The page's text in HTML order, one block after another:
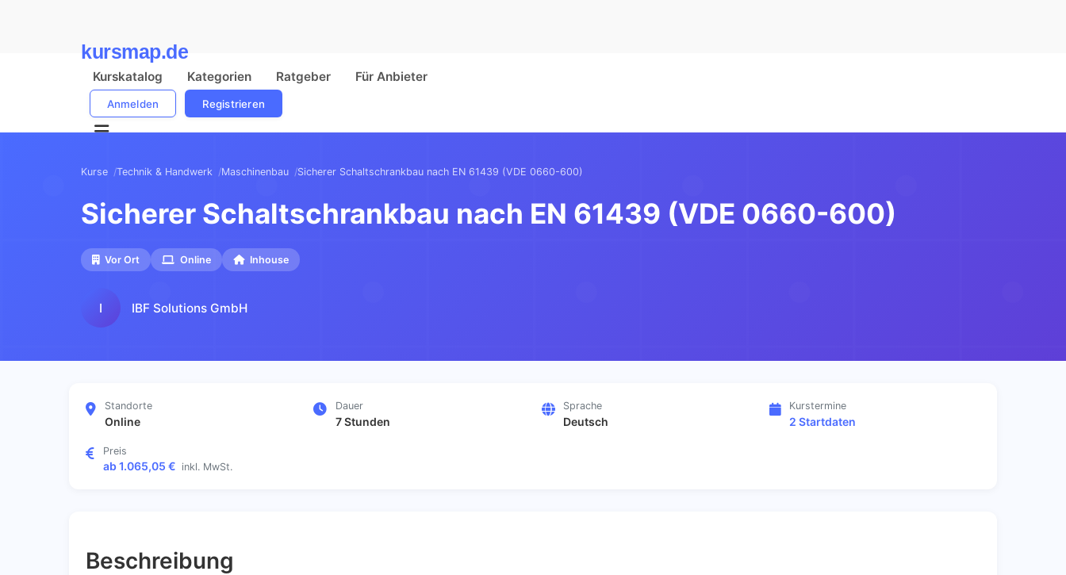
kursmap.de
Kurskatalog Kategorien Ratgeber Für Anbieter
Anmelden Registrieren
Kurse Technik & Handwerk Maschinenbau Sicherer Schaltschrankbau nach EN 61439 (VDE 0660-600)
Sicherer Schaltschrankbau nach EN 61439 (VDE 0660-600)
Vor Ort Online Inhouse
I IBF Solutions GmbH
Standorte
Online
Dauer
7 Stunden
Sprache
Deutsch
Kurstermine
2 Startdaten
Preis
ab 1.065,05 € inkl. MwSt.
Beschreibung